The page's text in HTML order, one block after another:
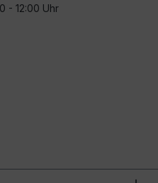
- 12:00 Uhr